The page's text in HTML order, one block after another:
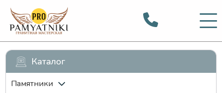
Каталог
Памятники